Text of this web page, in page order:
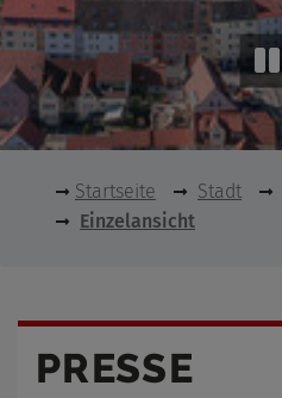
Startseite Stadt
Einzelansicht
PRESSE